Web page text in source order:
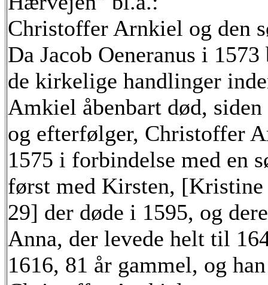
Christoffer Arnkiel og den
Da Jacob Oeneranus i
de kirkelige handlinger
Amkiel åbenbart død,
og efterfølger, Christoffer
1575 i forbindelse med en
først med Kirsten,
29] der døde i 1595, og
Anna, der levede helt til
1616, 81 år gammel, og